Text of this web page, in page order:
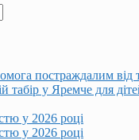
постраждалим від
табір у Яремче для
у 2026 році
у 2026 році